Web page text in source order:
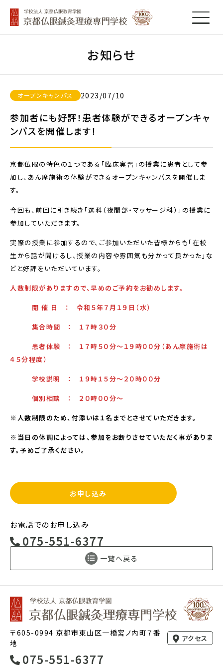
お知らせ
オープンキャンパス 2023/07/10
参加者にも好評！患者体験ができるオープンキャ
ンパスを開催します！
京都仏眼の特色の１つである「臨床実習」の授業に患者として参
加し、あん摩施術の体験ができるオープンキャンパスを開催しま
す。
今回も、前回に引き続き「選科（夜間部・マッサージ科）」の授業に
参加していただきます。
実際の授業に参加するので、ご参加いただいた皆様からも「在校
生から話が聞けるし、授業の内容や雰囲気も分かって良かった」な
どと好評をいただいています。
人数制限がありますので、早めのご予約をお勧めします。
開 催 日 ： 令和５年７月１９日（水）
集合時間 ： １７時３０分
患者体験 ： １７時５０分～１９時００分（あん摩施術は
４５分程度）
学校説明 ： １９時１５分～２０時００分
個別相談 ： ２０時００分～
※人数制限のため、付添いは１名までとさせていただきます。
※当日の体調によっては、参加をお断りさせていただく事がありま
す。予めご了承ください。
お申し込み
お電話でのお申し込み
075-551-6377
一覧へ戻る
〒605-0994 京都市東山区一橋宮ノ内町７番
地
アクセス
075-551-6377